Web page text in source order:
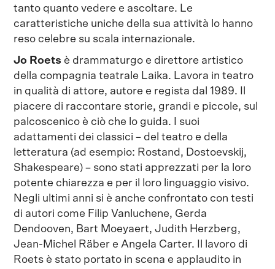
tanto quanto vedere e ascoltare. Le
caratteristiche uniche della sua attività lo hanno
reso celebre su scala internazionale.
Jo Roets è drammaturgo e direttore artistico
della compagnia teatrale Laika. Lavora in teatro
in qualità di attore, autore e regista dal 1989. Il
piacere di raccontare storie, grandi e piccole, sul
palcoscenico è ciò che lo guida. I suoi
adattamenti dei classici – del teatro e della
letteratura (ad esempio: Rostand, Dostoevskij,
Shakespeare) – sono stati apprezzati per la loro
potente chiarezza e per il loro linguaggio visivo.
Negli ultimi anni si è anche confrontato con testi
di autori come Filip Vanluchene, Gerda
Dendooven, Bart Moeyaert, Judith Herzberg,
Jean-Michel Räber e Angela Carter. Il lavoro di
Roets è stato portato in scena e applaudito in